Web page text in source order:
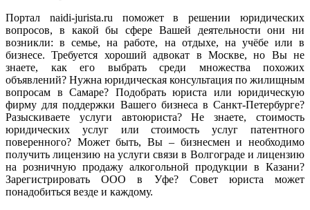
Портал naidi-jurista.ru поможет в решении юридических
вопросов, в какой бы сфере Вашей деятельности они ни
возникли: в семье, на работе, на отдыхе, на учёбе или в
бизнесе. Требуется хороший адвокат в Москве, но Вы не
знаете, как его выбрать среди множества похожих
объявлений? Нужна юридическая консультация по жилищным
вопросам в Самаре? Подобрать юриста или юридическую
фирму для поддержки Вашего бизнеса в Санкт-Петербурге?
Разыскиваете услуги автоюриста? Не знаете, стоимость
юридических услуг или стоимость услуг патентного
поверенного? Может быть, Вы – бизнесмен и необходимо
получить лицензию на услуги связи в Волгограде и лицензию
на розничную продажу алкогольной продукции в Казани?
Зарегистрировать ООО в Уфе? Совет юриста может
понадобиться везде и каждому.